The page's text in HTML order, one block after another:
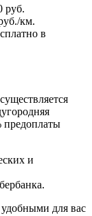
руб.
км.
в
предоплаты
и
для вас